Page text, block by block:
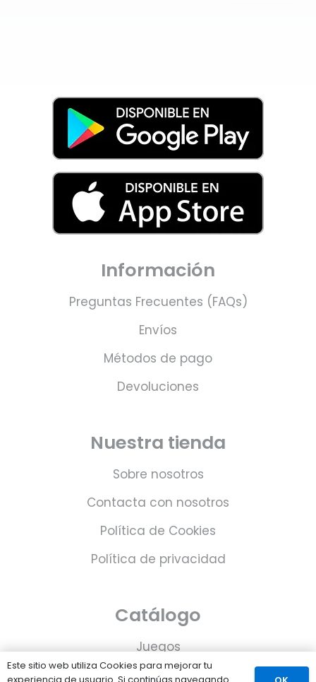
Información
Preguntas Frecuentes (FAQs)
Envíos
Métodos de pago
Devoluciones
Nuestra tienda
Sobre nosotros
Contacta con nosotros
Política de Cookies
Política de privacidad
Catálogo
Juegos
Consolas
Este sitio web utiliza Cookies para mejorar tu